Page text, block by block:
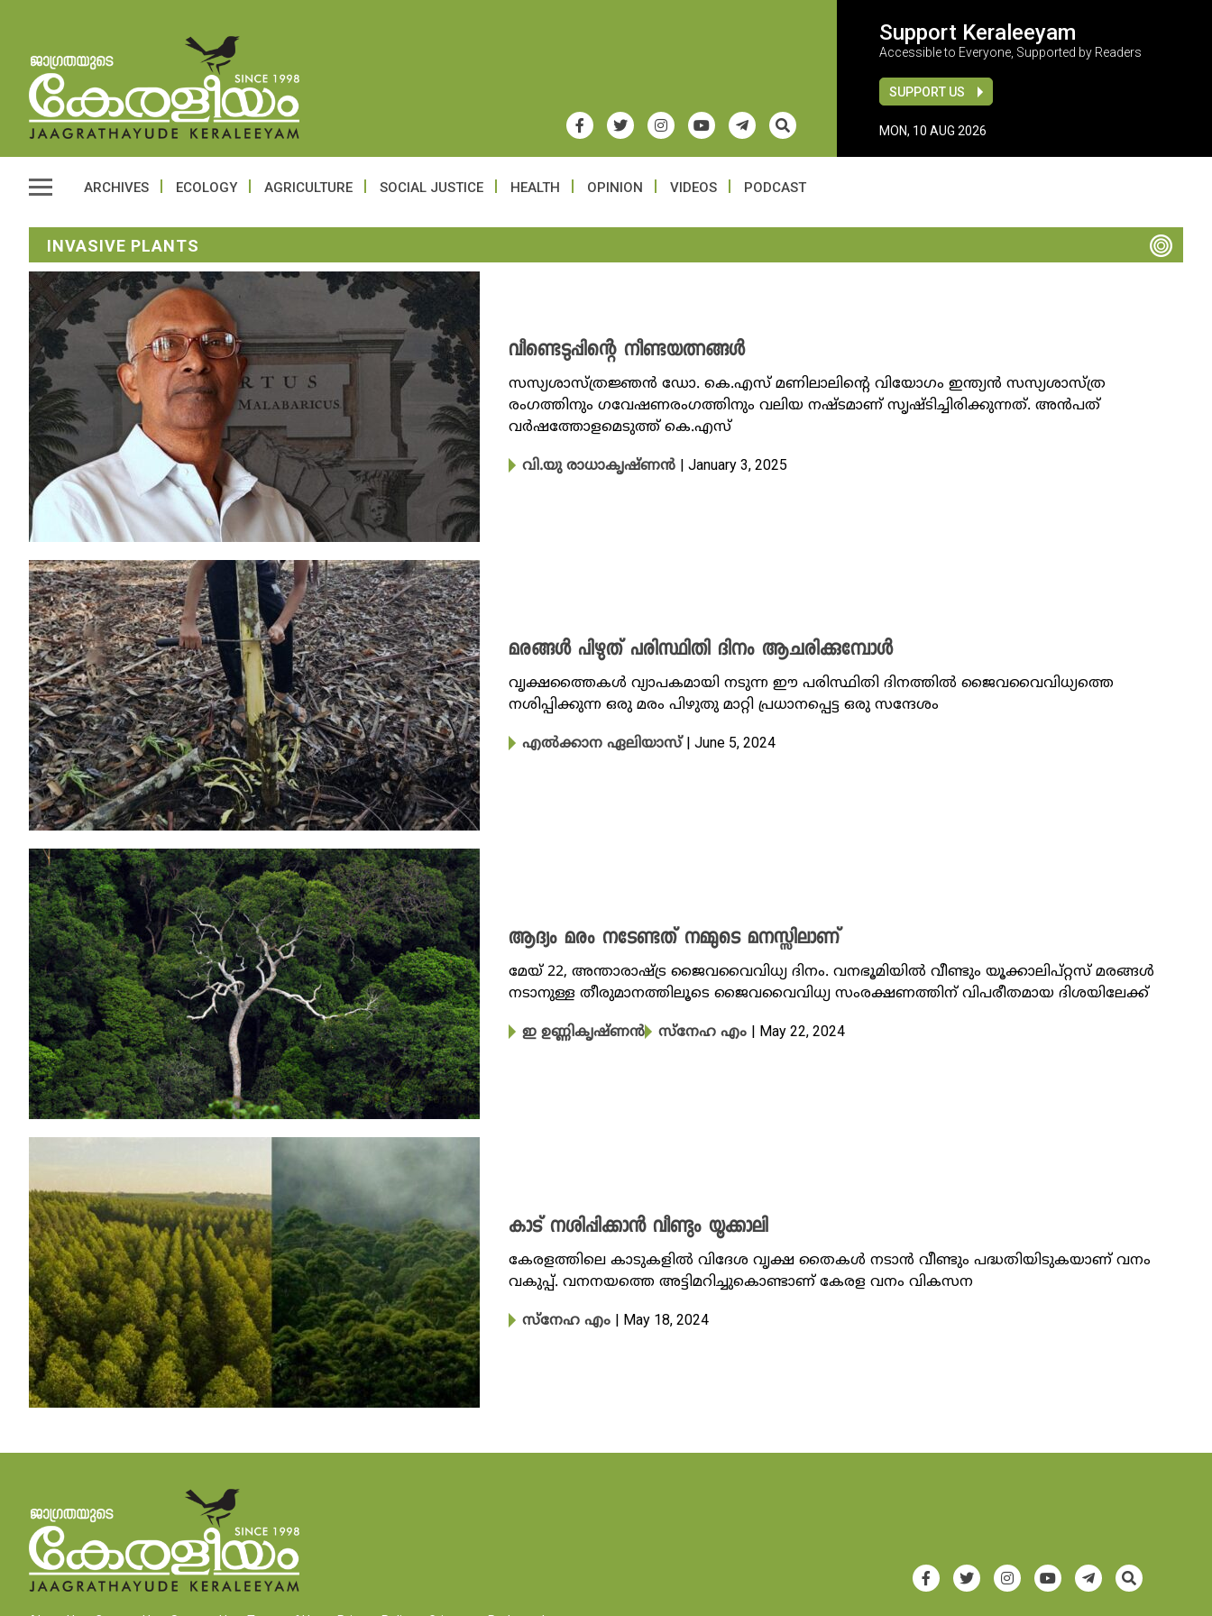
Support Keraleeyam
Accessible to Everyone, Supported by Readers
SUPPORT US
MON, 10 AUG 2026
ARCHIVES ECOLOGY AGRICULTURE SOCIAL JUSTICE HEALTH OPINION VIDEOS PODCAST
INVASIVE PLANTS
വീണ്ടെടുപ്പിന്റെ നീണ്ടയത്നങ്ങൾ
സസ്യശാസ്ത്രജ്ഞൻ ഡോ. കെ.എസ് മണിലാലിന്റെ വിയോഗം ഇന്ത്യൻ സസ്യശാസ്ത്ര
രംഗത്തിനും ഗവേഷണരംഗത്തിനും വലിയ നഷ്ടമാണ് സൃഷ്ടിച്ചിരിക്കുന്നത്. അൻപത്
വർഷത്തോളമെടുത്ത് കെ.എസ്
വി.യു രാധാകൃഷ്ണൻ | January 3, 2025
മരങ്ങൾ പിഴുത് പരിസ്ഥിതി ദിനം ആചരിക്കുമ്പോൾ
വൃക്ഷത്തൈകൾ വ്യാപകമായി നടുന്ന ഈ പരിസ്ഥിതി ദിനത്തിൽ ജൈവവൈവിധ്യത്തെ
നശിപ്പിക്കുന്ന ഒരു മരം പിഴുതു മാറ്റി പ്രധാനപ്പെട്ട ഒരു സന്ദേശം
എൽക്കാന ഏലിയാസ് | June 5, 2024
ആദ്യം മരം നടേണ്ടത് നമ്മുടെ മനസ്സിലാണ്
മേയ് 22, അന്താരാഷ്ട്ര ജൈവവൈവിധ്യ ദിനം. വനഭൂമിയിൽ വീണ്ടും യൂക്കാലിപ്റ്റസ് മരങ്ങൾ
നടാനുള്ള തീരുമാനത്തിലൂടെ ജൈവവൈവിധ്യ സംരക്ഷണത്തിന് വിപരീതമായ ദിശയിലേക്ക്
ഇ ഉണ്ണികൃഷ്ണൻ സ്നേഹ എം | May 22, 2024
കാട് നശിപ്പിക്കാന്‍ വീണ്ടും യൂക്കാലി
കേരളത്തിലെ കാടുകളിൽ വിദേശ വൃക്ഷ തൈകൾ നടാൻ വീണ്ടും പദ്ധതിയിടുകയാണ് വനം
വകുപ്പ്. വനനയത്തെ അട്ടിമറിച്ചുകൊണ്ടാണ് കേരള വനം വികസന
സ്നേഹ എം | May 18, 2024